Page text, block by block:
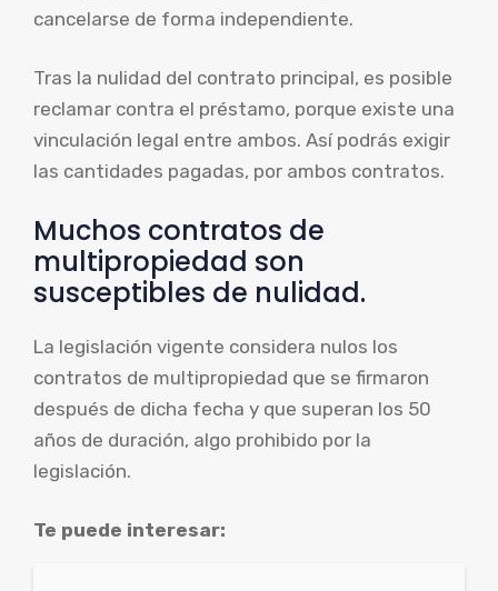
cancelarse de forma independiente.
Tras la nulidad del contrato principal, es posible
reclamar contra el préstamo, porque existe una
vinculación legal entre ambos. Así podrás exigir
las cantidades pagadas, por ambos contratos.
Muchos contratos de
multipropiedad son
susceptibles de nulidad.
La legislación vigente considera nulos los
contratos de multipropiedad que se firmaron
después de dicha fecha y que superan los 50
años de duración, algo prohibido por la
legislación.
Te puede interesar: